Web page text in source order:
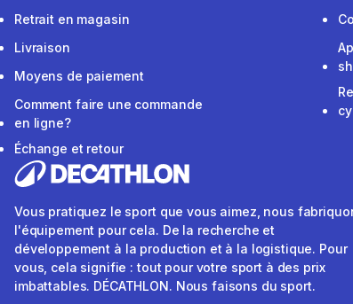
Retrait en magasin
Livraison
Moyens de paiement
Comment faire une commande
en ligne?
Échange et retour
Vous pratiquez le sport que vous aimez, nous
l'équipement pour cela. De la recherche et
développement à la production et à la logistique. Pour
vous, cela signifie : tout pour votre sport à des prix
imbattables. DÉCATHLON. Nous faisons du sport.